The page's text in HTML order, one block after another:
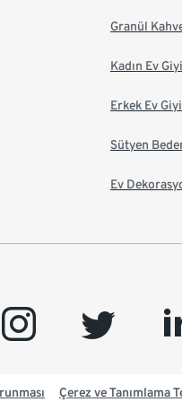
Granül
Kadın Ev
Erkek Ev
Sütyen
Ev
instagram twitter
Çerez ve Tanımlama